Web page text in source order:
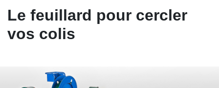
Le feuillard pour cercler
vos colis